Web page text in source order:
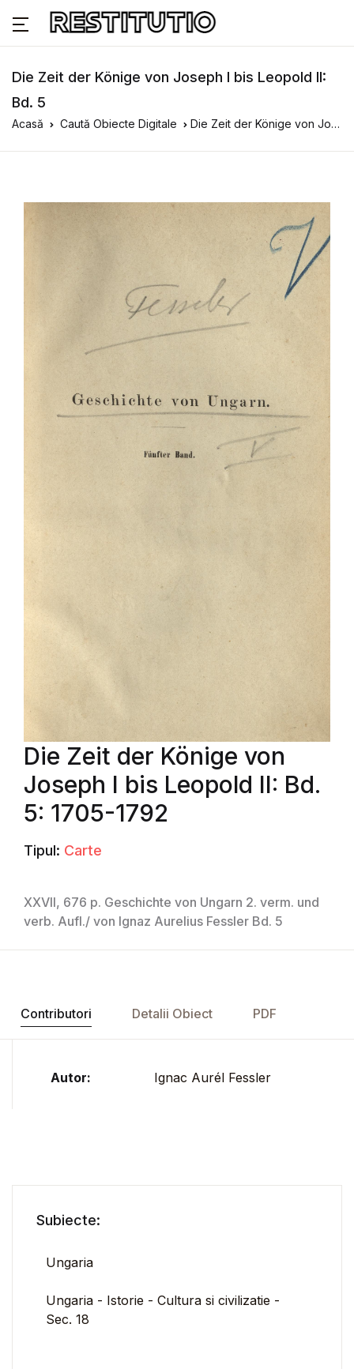
Die Zeit der Könige von Joseph I bis Leopold II:
Bd. 5
Acasă Caută Obiecte Digitale Die Zeit der Könige von Joseph I bis Leopold II: Bd. 5
Die Zeit der Könige von
Joseph I bis Leopold II: Bd.
5: 1705-1792
Tipul: Carte
XXVII, 676 p. Geschichte von Ungarn 2. verm. und
verb. Aufl./ von Ignaz Aurelius Fessler Bd. 5
Contributori Detalii Obiect PDF
Autor: Ignac Aurél Fessler
Subiecte:
Ungaria
Ungaria - Istorie - Cultura si civilizatie -
Sec. 18